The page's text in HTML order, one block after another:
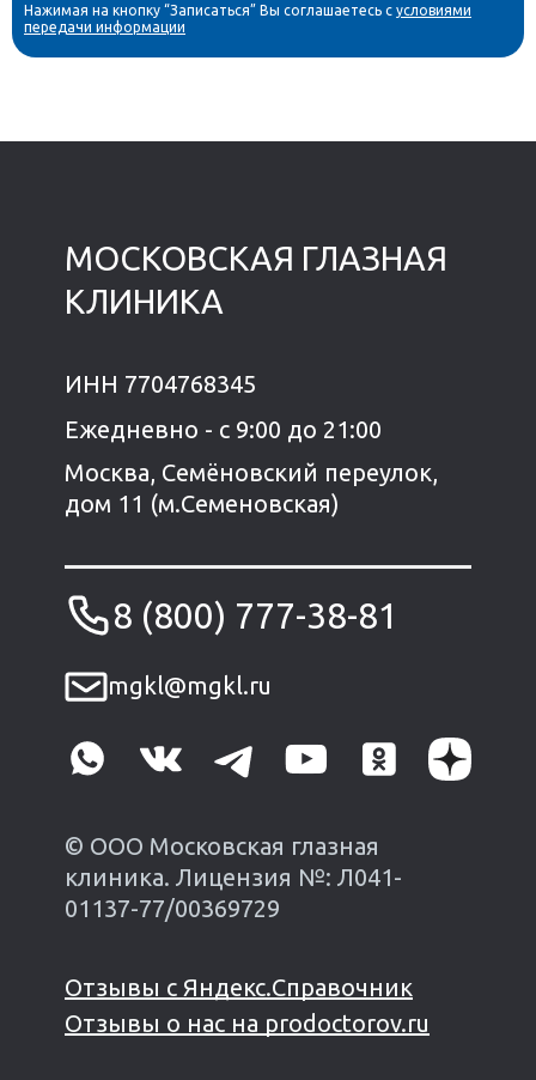
Нажимая на кнопку “Записаться” Вы соглашаетесь с условиями
передачи информации
МОСКОВСКАЯ ГЛАЗНАЯ
КЛИНИКА
ИНН 7704768345
Ежедневно - с 9:00 до 21:00
Москва, Семёновский переулок,
дом 11 (м.Семеновская)
8 (800) 777-38-81
mgkl@mgkl.ru
© ООО Московская глазная
клиника. Лицензия №: Л041-
01137-77/00369729
Отзывы с Яндекс.Справочник
Отзывы о нас на prodoctorov.ru